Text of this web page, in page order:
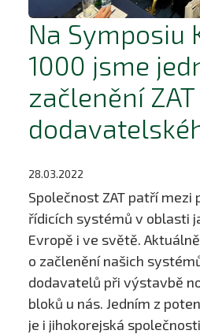
Na Symposiu
1000 jsme
začlenění
28.03.2022
Společnost ZAT patří mezi
řídicích systémů v oblasti
Evropě i ve světě.
o začlenění našich
dodavatelů při výstavbě
bloků u nás. Jedním z
je i jihokorejská